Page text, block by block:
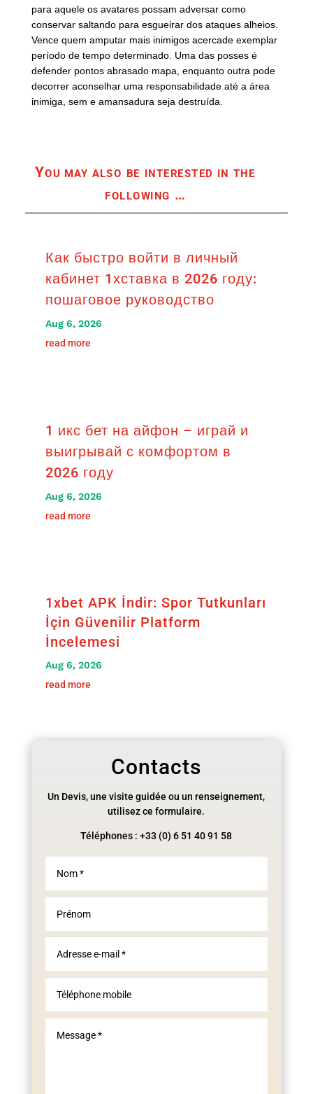
para aquele os avatares possam adversar como
conservar saltando para esgueirar dos ataques alheios.
Vence quem amputar mais inimigos acercade exemplar
período de tempo determinado. Uma das posses é
defender pontos abrasado mapa, enquanto outra pode
decorrer aconselhar uma responsabilidade até a área
inimiga, sem e amansadura seja destruída.
You may also be interested in the
following …
Как быстро войти в личный
кабинет 1хставка в 2026 году:
пошаговое руководство
Aug 6, 2026
read more
1 икс бет на айфон – играй и
выигрывай с комфортом в
2026 году
Aug 6, 2026
read more
1xbet APK İndir: Spor Tutkunları
İçin Güvenilir Platform
İncelemesi
Aug 6, 2026
read more
Contacts
Un Devis, une visite guidée ou un renseignement,
utilisez ce formulaire.
Téléphones : +33 (0) 6 51 40 91 58